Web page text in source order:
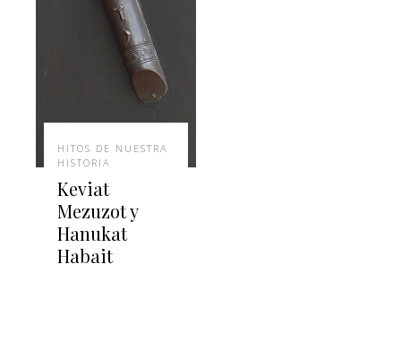
HITOS DE NUESTRA
HISTORIA
Keviat
Mezuzot y
Hanukat
Habait